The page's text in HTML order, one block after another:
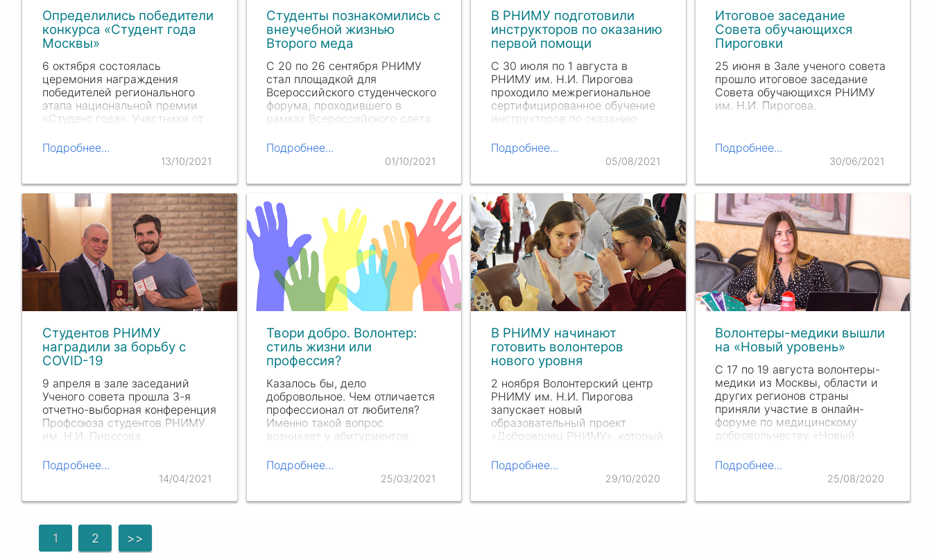
Определились победители
конкурса «Студент года
Москвы»
6 октября состоялась
церемония награждения
победителей регионального
этапа национальной премии
«Студент года». Участники от
сразу в трех категориях:
Волонтерский центр стал
«Добровольческое
объединение…
Подробнее...
13/10/2021
Студенты познакомились с
внеучебной жизнью
Второго меда
С 20 по 26 сентября РНИМУ
стал площадкой для
Всероссийского студенческого
форума, проходившего в
рамках Всероссийского слета
студенческих клубов «Диалог
на равных». В этот период в
развернулись стенды,
посвященные…
Подробнее...
01/10/2021
В РНИМУ подготовили
инструкторов по оказанию
первой помощи
С 30 июля по 1 августа в
РНИМУ им. Н.И. Пирогова
проходило межрегиональное
сертифицированное обучение
инструкторов по оказанию
Организатором выступило
Всероссийское общественное
медики». 57 добровольцев из
31…
Подробнее...
05/08/2021
Итоговое заседание
Совета обучающихся
Пироговки
25 июня в Зале ученого совета
прошло итоговое заседание
Совета обучающихся РНИМУ
им. Н.И. Пирогова.
Подробнее...
30/06/2021
Студентов РНИМУ
наградили за борьбу с
COVID-19
9 апреля в зале заседаний
Ученого совета прошла 3-я
отчетно-выборная конференция
Профсоюза студентов РНИМУ
им. Н.И. Пирогова.
награждения будущих врачей
памятными медалями
коронавируса» Центрального
Подробнее...
14/04/2021
Твори добро. Волонтер:
стиль жизни или
профессия?
Казалось бы, дело
добровольное. Чем отличается
профессионал от любителя?
Именно такой вопрос
возникает у абитуриентов,
направление «Социальная
работа» и размышляют о
Подробнее...
25/03/2021
В РНИМУ начинают
готовить волонтеров
нового уровня
2 ноября Волонтерский центр
РНИМУ им. Н.И. Пирогова
запускает новый
образовательный проект
«Доброволец РНИМУ», который
научиться работать в
сплоченной команде,
создавать интересные и
Подробнее...
29/10/2020
Волонтеры-медики вышли
на «Новый уровень»
С 17 по 19 августа волонтеры-
медики из Москвы, области и
других регионов страны
приняли участие в онлайн-
форуме по медицинскому
добровольчеству «Новый
проходило впервые, и в его
пилотной версии обучение
прошли представители 30…
Подробнее...
25/08/2020
1 2 >>